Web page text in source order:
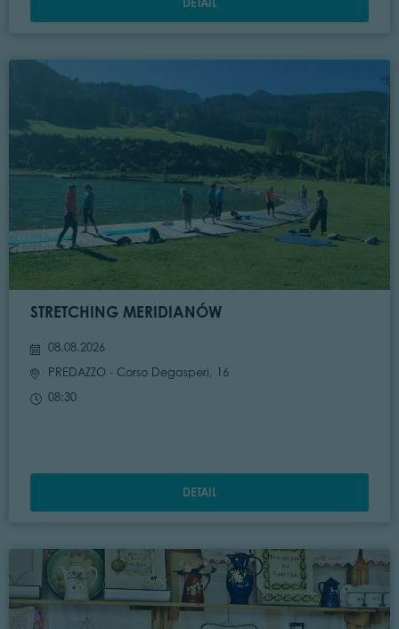
STRETCHING MERIDIANÓW
08.08.2026
PREDAZZO - Corso Degasperi, 16
08:30
DETAIL